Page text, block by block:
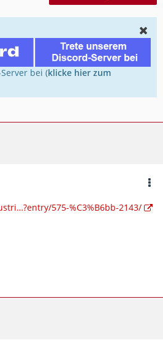
bei (klicke hier zum
575-%C3%B6bb-2143/